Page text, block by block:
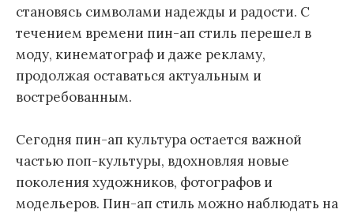
становясь символами надежды и радости. С
течением времени пин-ап стиль перешел в
моду, кинематограф и даже рекламу,
продолжая оставаться актуальным и
востребованным.
Сегодня пин-ап культура остается важной
частью поп-культуры, вдохновляя новые
поколения художников, фотографов и
модельеров. Пин-ап стиль можно наблюдать на